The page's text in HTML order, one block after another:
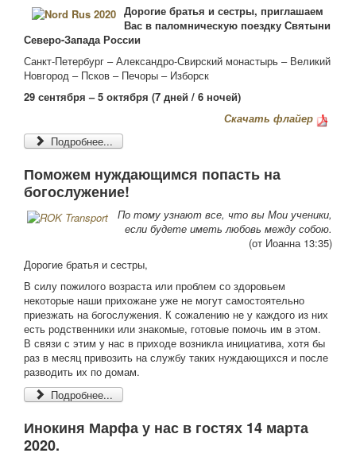
Дорогие братья и сестры, приглашаем
Вас в паломническую поездку Святыни
Северо-Запада России
Санкт-Петербург – Александро-Свирский монастырь – Великий
Новгород – Псков – Печоры – Изборск
29 сентября – 5 октября (7 дней / 6 ночей)
Скачать флайер
Подробнее...
Поможем нуждающимся попасть на
богослужение!
По тому узнают все, что вы Мои ученики,
если будете иметь любовь между собою.
(от Иоанна 13:35)
Дорогие братья и сестры,
В силу пожилого возраста или проблем со здоровьем
некоторые наши прихожане уже не могут самостоятельно
приезжать на богослужения. К сожалению не у каждого из них
есть родственники или знакомые, готовые помочь им в этом.
В связи с этим у нас в приходе возникла инициатива, хотя бы
раз в месяц привозить на службу таких нуждающихся и после
разводить их по домам.
Подробнее...
Инокиня Марфа у нас в гостях 14 марта
2020.